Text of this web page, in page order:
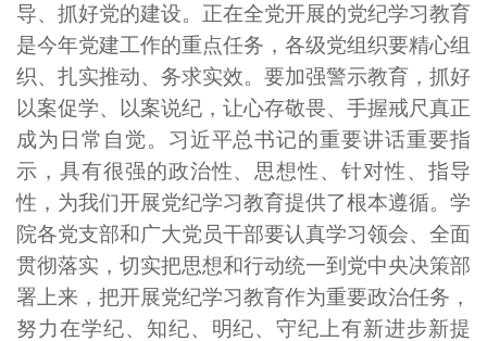
导、抓好党的建设。正在全党开展的党纪学习教育
是今年党建工作的重点任务，各级党组织要精心组
织、扎实推动、务求实效。要加强警示教育，抓好
以案促学、以案说纪，让心存敬畏、手握戒尺真正
成为日常自觉。习近平总书记的重要讲话重要指
示，具有很强的政治性、思想性、针对性、指导
性，为我们开展党纪学习教育提供了根本遵循。学
院各党支部和广大党员干部要认真学习领会、全面
贯彻落实，切实把思想和行动统一到党中央决策部
署上来，把开展党纪学习教育作为重要政治任务，
努力在学纪、知纪、明纪、守纪上有新进步新提